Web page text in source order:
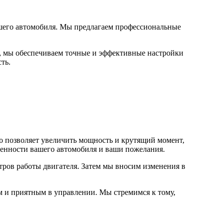
автомобиля. Мы предлагаем профессиональные
обеспечиваем точные и эффективные настройки
увеличить мощность и крутящий момент,
вашего автомобиля и ваши пожелания.
работы двигателя. Затем мы вносим изменения в
и приятным в управлении. Мы стремимся к тому,